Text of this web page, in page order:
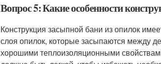
Вопрос 5: Какие особенности
Конструкция засыпной бани из опилок
слоя опилок, которые засыпаются между
хорошими теплоизоляционными